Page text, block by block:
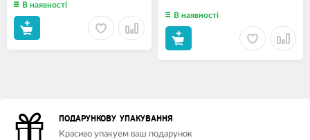
В наявності
В наявності
ПОДАРУНКОВУ УПАКУВАННЯ
Красиво упакуем ваш подарунок